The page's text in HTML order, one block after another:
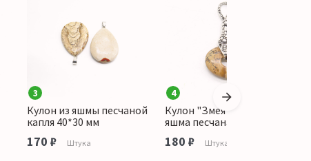
3
Кулон из яшмы песчаной
капля 40*30 мм
170 ₽ Штука
4
Кулон "Змея с камнем"
яшма песчаная
180 ₽ Штука